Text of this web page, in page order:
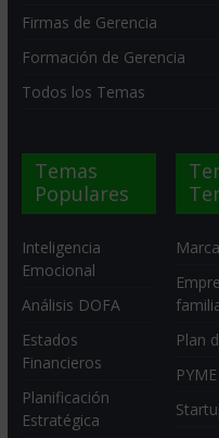
Firmas de Gerencia
Formación de Gerencia
Todos los Temas
Temas
Populares
Inteligencia
Emocional
Análisis DOFA
Estados
Financieros
Planificación
Estratégica
Plan
PYME